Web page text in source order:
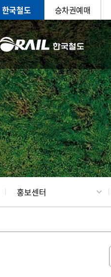
한국철도 승차권예매
홍보 문
홍보센터